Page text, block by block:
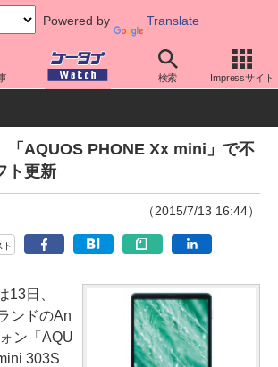
Powered by Translate
検索 Impressサイト
リア ソフトバンク ソフト更新
「AQUOS PHONE Xx mini」で不
ト更新
（2015/7/13 16:44）
ト
日、
ンドのAn
ン「AQU
303S